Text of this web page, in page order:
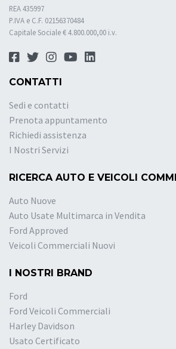
REA 435997
P.IVA e C.F. 02156370484
Capitale Sociale € 4.800.000,00 i.v.
CONTATTI
Sedi e contatti
Prenota appuntamento
Richiedi assistenza
I Nostri Servizi
RICERCA AUTO E VEICOLI
Auto Nuove
Auto Usate Multimarca in Vendita
Ford Approved
Veicoli Commerciali Nuovi
I NOSTRI BRAND
Ford
Ford Veicoli Commerciali
Harley Davidson
Usato Certificato